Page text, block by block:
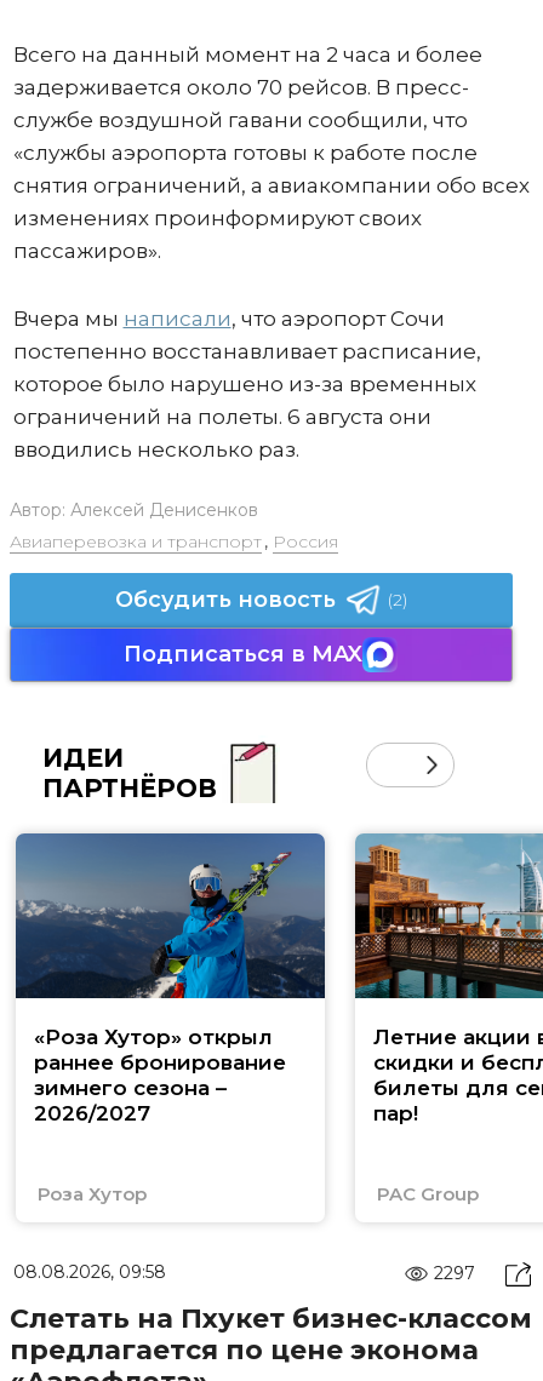
Всего на данный момент на 2 часа и более
задерживается около 70 рейсов. В пресс-
службе воздушной гавани сообщили, что
«службы аэропорта готовы к работе после
снятия ограничений, а авиакомпании обо всех
изменениях проинформируют своих
пассажиров».
Вчера мы написали, что аэропорт Сочи
постепенно восстанавливает расписание,
которое было нарушено из-за временных
ограничений на полеты. 6 августа они
вводились несколько раз.
Автор: Алексей Денисенков
Авиаперевозка и транспорт, Россия
Обсудить новость (2)
Подписаться в MAX
ИДЕИ
ПАРТНЁРОВ
«Роза Хутор» открыл
раннее бронирование
зимнего сезона –
2026/2027
Роза Хутор
Летние акции
скидки и
билеты для
пар!
PAC Group
08.08.2026, 09:58 2297
Слетать на Пхукет бизнес-классом
предлагается по цене эконома